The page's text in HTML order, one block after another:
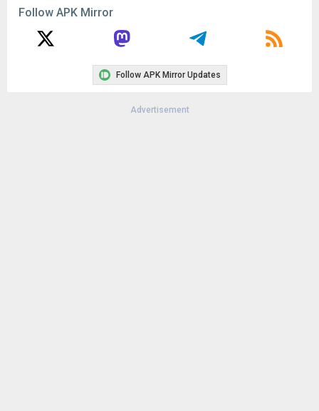
Follow APK Mirror
Follow APK Mirror Updates
Advertisement